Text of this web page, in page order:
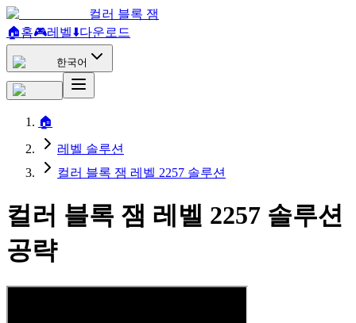
컬러 블록 잼
🏠홈🎮레벨⬇️다운로드
한국어
🏠
레벨 솔루션
컬러 블록 잼 레벨 2257 솔루션
컬러 블록 잼 레벨 2257 솔루션
공략